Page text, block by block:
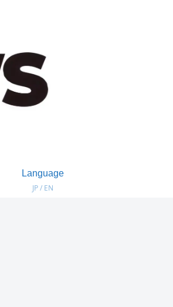
Language
JP / EN